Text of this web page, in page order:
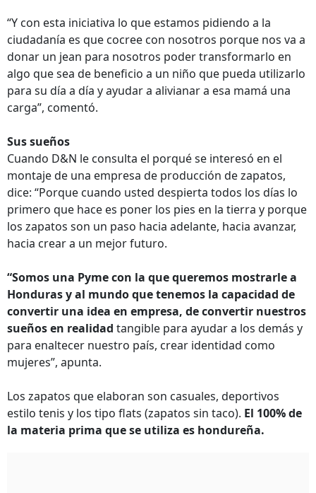
“Y con esta iniciativa lo que estamos pidiendo a la
ciudadanía es que cocree con nosotros porque nos va a
donar un jean para nosotros poder transformarlo en
algo que sea de beneficio a un niño que pueda utilizarlo
para su día a día y ayudar a alivianar a esa mamá una
carga”, comentó.
Sus sueños
Cuando D&N le consulta el porqué se interesó en el
montaje de una empresa de producción de zapatos,
dice: “Porque cuando usted despierta todos los días lo
primero que hace es poner los pies en la tierra y porque
los zapatos son un paso hacia adelante, hacia avanzar,
hacia crear a un mejor futuro.
“Somos una Pyme con la que queremos mostrarle a
Honduras y al mundo que tenemos la capacidad de
convertir una idea en empresa, de convertir nuestros
sueños en realidad tangible para ayudar a los demás y
para enaltecer nuestro país, crear identidad como
mujeres”, apunta.
Los zapatos que elaboran son casuales, deportivos
estilo tenis y los tipo flats (zapatos sin taco). El 100% de
la materia prima que se utiliza es hondureña.